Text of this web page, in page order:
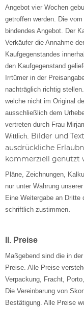
Angebot vier Wochen
getroffen werden. Die
bindendes Angebot. Der
Verkäufer die Annahme
Kaufgegenstandes
den Kaufgegenstand
Irrtümer in der
nachträglich richtig stellen.
welche nicht im Original
ausschließlich dem
vertreten durch Frau
Wittlich. Bilder und
ausdrückliche
kommerziell genutzt
Pläne, Zeichnungen,
nur unter Wahrung
Eine Weitergabe an
schriftlich zustimmen.
II. Preise
Maßgebend sind die in
Preise. Alle Preise
Verpackung, Fracht,
Die Vereinbarung von
Bestätigung. Alle Preise